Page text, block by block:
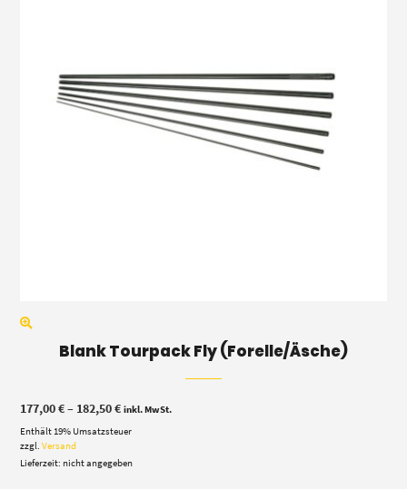
Blank Tourpack Fly (Forelle/Äsche)
177,00€– 182,50€Preisspanne:
bis
inkl. MwSt.
Enthält 19% Umsatzsteuer
zzgl.Versand
Lieferzeit: nicht angegeben